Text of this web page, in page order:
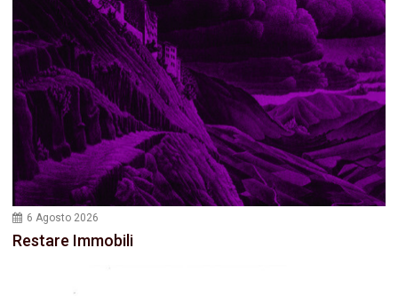
6 Agosto 2026
Restare Immobili